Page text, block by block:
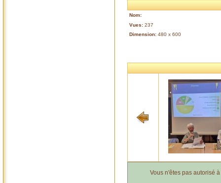
Nom:
Vues: 237
Dimension: 480 x 600
Vous n'êtes pas autorisé